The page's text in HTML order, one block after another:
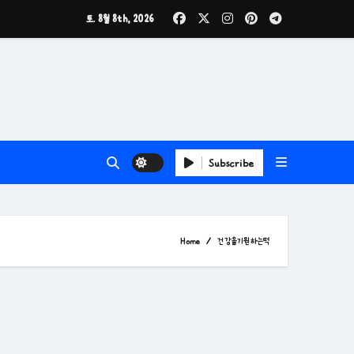
토. 8월 8th, 2026
Subscribe
Home 건강을기원하는떡